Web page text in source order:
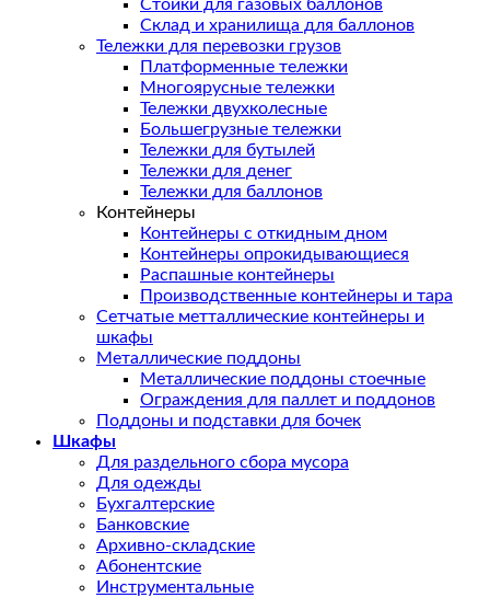
Стойки для газовых баллонов
Склад и хранилища для баллонов
Тележки для перевозки грузов
Платформенные тележки
Многоярусные тележки
Тележки двухколесные
Большегрузные тележки
Тележки для бутылей
Тележки для денег
Тележки для баллонов
Контейнеры
Контейнеры с откидным дном
Контейнеры опрокидывающиеся
Распашные контейнеры
Производственные контейнеры и тара
Сетчатые метталлические контейнеры и
шкафы
Металлические поддоны
Металлические поддоны стоечные
Ограждения для паллет и поддонов
Поддоны и подставки для бочек
Шкафы
Для раздельного сбора мусора
Для одежды
Бухгалтерские
Банковские
Архивно-складские
Абонентские
Инструментальные